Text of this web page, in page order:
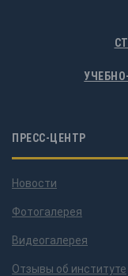
ПРЕСС-ЦЕНТР
Новости
Фотогалерея
Видеогалерея
Отзывы об институте